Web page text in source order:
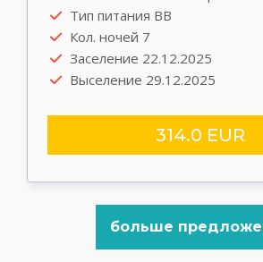
Тип питания BB
Кол. ночей 7
Заселение 22.12.2025
Выселение 29.12.2025
314.0 EUR
больше